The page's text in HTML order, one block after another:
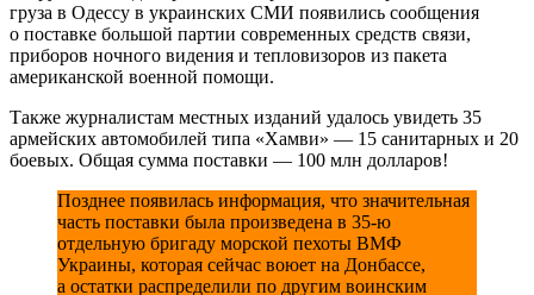
груза в Одессу в украинских СМИ появились сообщения
о поставке большой партии современных средств связи,
приборов ночного видения и тепловизоров из пакета
американской военной помощи.
Также журналистам местных изданий удалось увидеть 35
армейских автомобилей типа «Хамви» — 15 санитарных и 20
боевых. Общая сумма поставки — 100 млн долларов!
Позднее появилась информация, что значительная
часть поставки была произведена в 35-ю
отдельную бригаду морской пехоты ВМФ
Украины, которая сейчас воюет на Донбассе,
а остатки распределили по другим воинским